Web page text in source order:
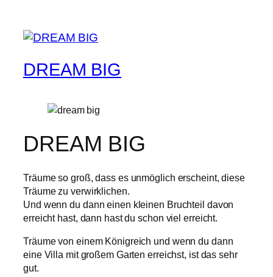
DREAM BIG
DREAM BIG
Träume so groß, dass es unmöglich erscheint, diese
Träume zu verwirklichen.
Und wenn du dann einen kleinen Bruchteil davon
erreicht hast, dann hast du schon viel erreicht.
Träume von einem Königreich und wenn du dann
eine Villa mit großem Garten erreichst, ist das sehr
gut.